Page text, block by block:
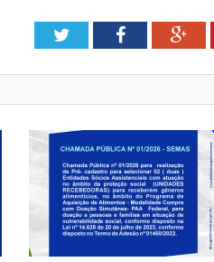
Twitter